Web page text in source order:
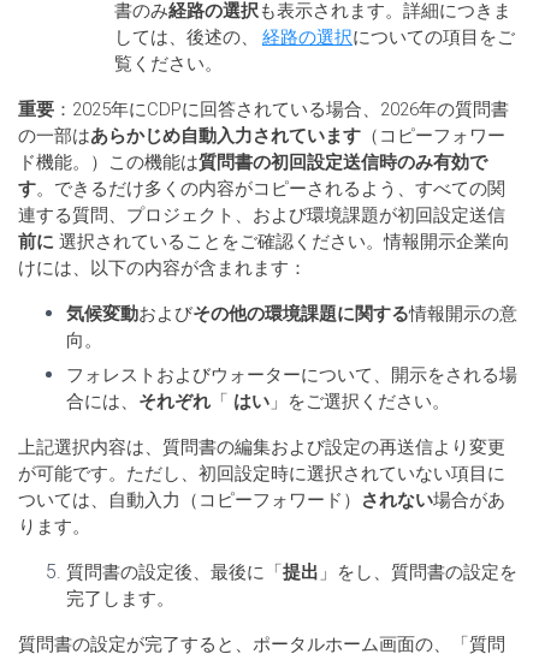
書のみ経路の選択も表示されます。詳細につきま
しては、後述の、
経路の選択についての項目をご
覧ください。
重要 ：2025年にCDPに回答されている場合、2026年の質問書
の一部はあらかじめ自動入力されています （コピーフォワー
ド機能。）この機能は質問書の初回設定送信時のみ有効で
す。できるだけ多くの内容がコピーされるよう、すべての関
連する質問、プロジェクト、および環境課題が初回設定送信
前に 選択されていることをご確認ください。情報開示企業向
けには、以下の内容が含まれます：
気候変動およびその他の環境課題に関する情報開示の意
向。
フォレストおよびウォーターについて、開示をされる場
合には、 それぞれ 「 はい 」をご選択ください。
上記選択内容は、質問書の編集および設定の再送信より変更
が可能です。ただし、初回設定時に選択されていない項目に
ついては、自動入力（コピーフォワード）
されない場合があ
ります。
質問書の設定後、最後に「提出 」をし、質問書の設定を
完了します。
質問書の設定が完了すると、ポータルホーム画面の、「質問